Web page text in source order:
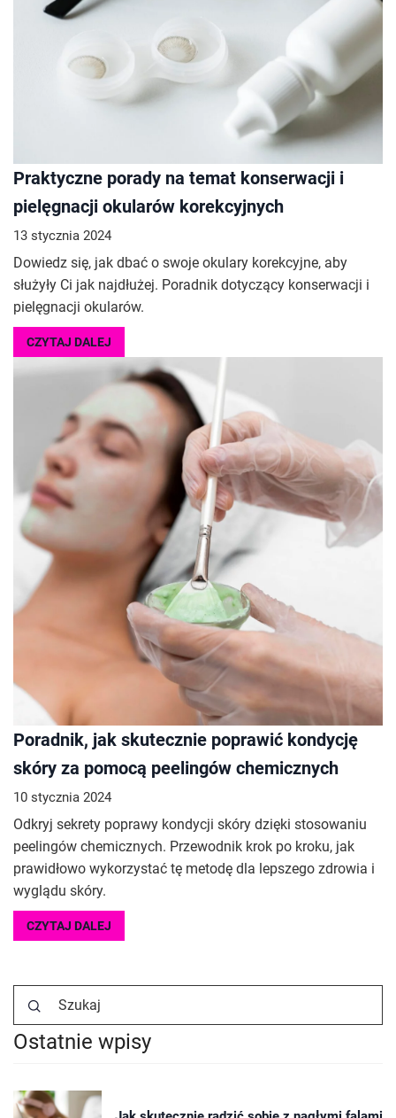
Praktyczne porady na temat konserwacji i
pielęgnacji okularów korekcyjnych
13 stycznia 2024
Dowiedz się, jak dbać o swoje okulary korekcyjne, aby
służyły Ci jak najdłużej. Poradnik dotyczący konserwacji i
pielęgnacji okularów.
CZYTAJ DALEJ
Poradnik, jak skutecznie poprawić kondycję
skóry za pomocą peelingów chemicznych
10 stycznia 2024
Odkryj sekrety poprawy kondycji skóry dzięki stosowaniu
peelingów chemicznych. Przewodnik krok po kroku, jak
prawidłowo wykorzystać tę metodę dla lepszego zdrowia i
wyglądu skóry.
CZYTAJ DALEJ
Ostatnie wpisy